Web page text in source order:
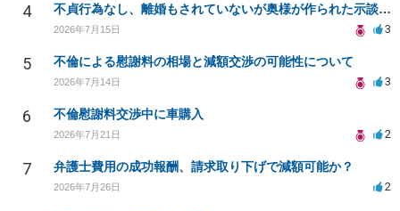
4 不貞行為なし、離婚もされていないが奥様が作られた示談書にサインをしてしまいました。効力はありますか？
2026年7月15日 3
5 不倫による慰謝料の相場と減額交渉の可能性について
2026年7月14日 3
6 不倫慰謝料交渉中に車購入
2026年7月21日 2
7 弁護士費用の成功報酬、請求取り下げで減額可能か？
2026年7月26日 2